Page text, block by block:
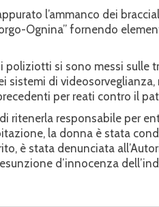
l’ammanco dei
Ognina” fornendo
poliziotti si sono messi sulle
sistemi di videosorveglianza,
per reati contro il
ritenerla responsabile per
la donna è stata
è stata denunciata
d’innocenza